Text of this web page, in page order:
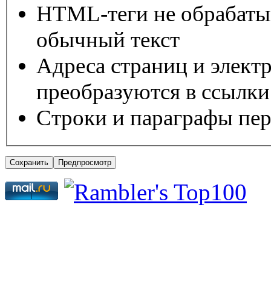
HTML-теги не
обычный текст
Адреса страниц и
преобразуются в
Строки и параграфы